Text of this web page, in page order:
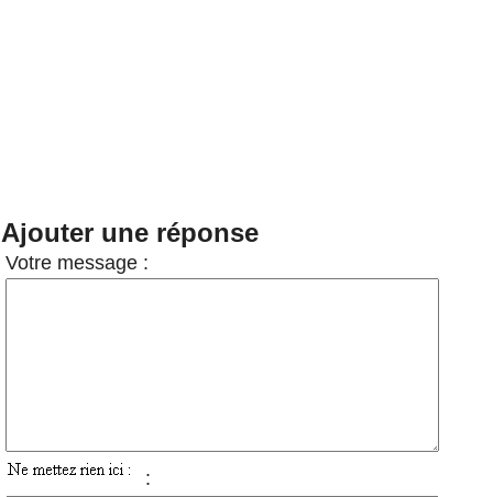
Ajouter une réponse
Votre message :
: